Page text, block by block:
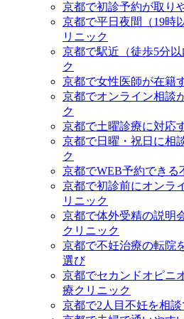
京都で初診予約が取り
京都で平日夜間（19時
リニック
京都で駅近（徒歩5分
ク
京都で女性医師が在籍
京都でオンライン相談
ク
京都で土曜診療に対応
京都で日曜・祝日に相
ク
京都でWEB予約できる
京都で初診前にオンラ
リニック
京都で体外受精の説明
クリニック
京都で不妊治療の転院
選び
京都でセカンドオピニ
療クリニック
京都で2人目不妊を相